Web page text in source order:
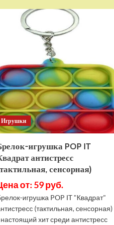
SquarePants
Battle
For
Bikini
Bottom
Rehydrated
(XBOX
One,
русская
версия)
Игрушки
игрушка POP IT
антистресс
сенсорная)
от: 59 руб.
игрушка POP IT "Квадрат"
(тактильная, сенсорная)
хит среди антистресс